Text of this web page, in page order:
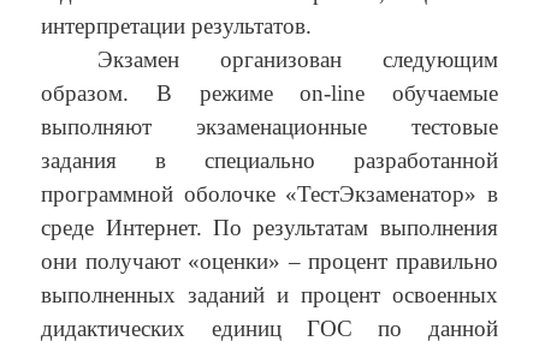
интерпретации результатов.
Экзамен организован следующим
образом. В режиме on-line обучаемые
выполняют экзаменационные тестовые
задания в специально разработанной
программной оболочке «ТестЭкзаменатор» в
среде Интернет. По результатам выполнения
они получают «оценки» – процент правильно
выполненных заданий и процент освоенных
дидактических единиц ГОС по данной